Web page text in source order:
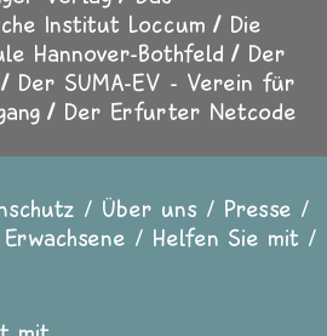
Institut Loccum
Die
Hannover-Bothfeld
Der
Der SUMA-EV - Verein für
Der Erfurter Netcode
Über uns
Presse
Helfen Sie mit